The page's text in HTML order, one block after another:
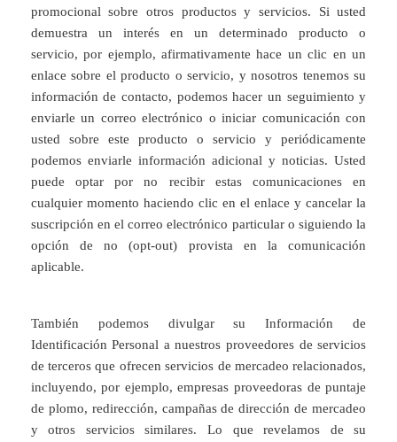
promocional sobre otros productos y servicios. Si usted
demuestra un interés en un determinado producto o
servicio, por ejemplo, afirmativamente hace un clic en un
enlace sobre el producto o servicio, y nosotros tenemos su
información de contacto, podemos hacer un seguimiento y
enviarle un correo electrónico o iniciar comunicación con
usted sobre este producto o servicio y periódicamente
podemos enviarle información adicional y noticias. Usted
puede optar por no recibir estas comunicaciones en
cualquier momento haciendo clic en el enlace y cancelar la
suscripción en el correo electrónico particular o siguiendo la
opción de no (opt-out) provista en la comunicación
aplicable.
También podemos divulgar su Información de
Identificación Personal a nuestros proveedores de servicios
de terceros que ofrecen servicios de mercadeo relacionados,
incluyendo, por ejemplo, empresas proveedoras de puntaje
de plomo, redirección, campañas de dirección de mercadeo
y otros servicios similares. Lo que revelamos de su